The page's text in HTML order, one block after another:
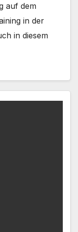
auf dem
in der
in diesem